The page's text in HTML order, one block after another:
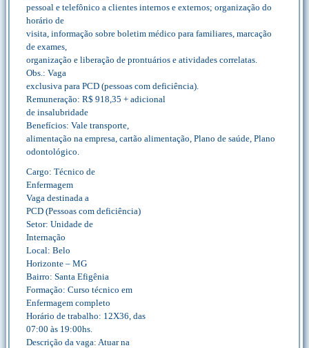
pessoal e telefônico a clientes internos e externos; organização do
horário de
visita, informação sobre boletim médico para familiares, marcação
de exames,
organização e liberação de prontuários e atividades correlatas.
Obs.: Vaga
exclusiva para PCD (pessoas com deficiência).
Remuneração: R$ 918,35 + adicional
de insalubridade
Benefícios: Vale transporte,
alimentação na empresa, cartão alimentação, Plano de saúde, Plano
odontológico.
Cargo: Técnico de
Enfermagem
Vaga destinada a
PCD (Pessoas com deficiência)
Setor: Unidade de
Internação
Local: Belo
Horizonte – MG
Bairro: Santa Efigênia
Formação: Curso técnico em
Enfermagem completo
Horário de trabalho: 12X36, das
07:00 às 19:00hs.
Descrição da vaga: Atuar na